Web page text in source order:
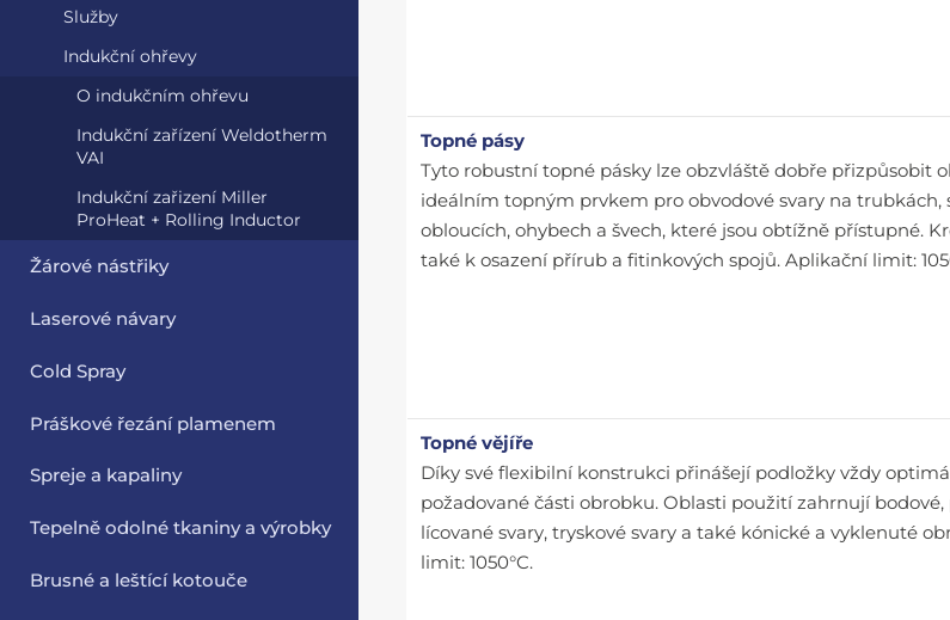
Služby
Indukční ohřevy
O indukčním ohřevu
Indukční zařízení Weldotherm
VAI
Indukční zařizení Miller
ProHeat + Rolling Inductor
Žárové nástřiky
Laserové návary
Cold Spray
Práškové řezání plamenem
Spreje a kapaliny
Tepelně odolné tkaniny a výrobky
Brusné a leštící kotouče
Topné pásy
Tyto robustní topné pásky lze obzvláště dobře přizpůsobit
ideálním topným prvkem pro obvodové svary na trubkách,
obloucích, ohybech a švech, které jsou obtížně přístupné.
také k osazení přírub a fitinkových spojů. Aplikační limit:
Topné vějíře
Díky své flexibilní konstrukci přinášejí podložky vždy
požadované části obrobku. Oblasti použití zahrnují bodové,
lícované svary, tryskové svary a také kónické a vyklenuté
limit: 1050°C.